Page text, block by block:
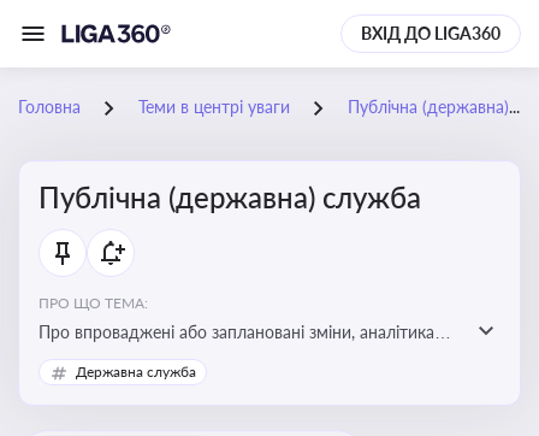
ВХІД ДО LIGA360
Головна Теми в центрі уваги Публічна (державна) служба
Публічна (державна) служба
ПРО ЩО ТЕМА:
Про впроваджені або заплановані зміни, аналітика
судової практики щодо держслужби, оцінка ризиків
для посадовців, вплив новацій на організаційну
Державна служба